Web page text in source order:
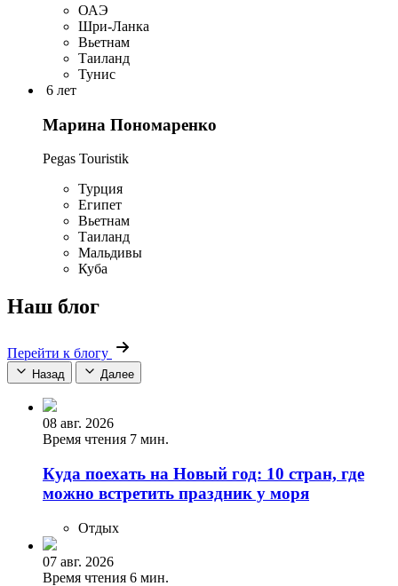
ОАЭ
Шри-Ланка
Вьетнам
Таиланд
Тунис
6 лет
Марина Пономаренко
Pegas Touristik
Турция
Египет
Вьетнам
Таиланд
Мальдивы
Куба
Наш блог
Перейти к блогу
Назад Далее
08 авг. 2026
Время чтения 7 мин.
Куда поехать на Новый год: 10 стран, где
можно встретить праздник у моря
Отдых
07 авг. 2026
Время чтения 6 мин.